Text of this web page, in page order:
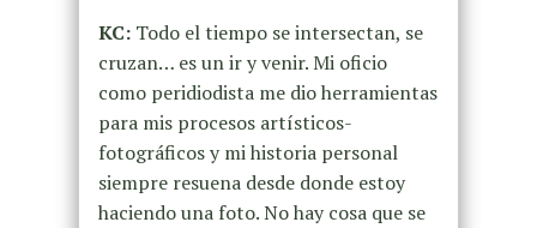
KC: Todo el tiempo se intersectan, se
cruzan… es un ir y venir. Mi oficio
como peridiodista me dio herramientas
para mis procesos artísticos-
fotográficos y mi historia personal
siempre resuena desde donde estoy
haciendo una foto. No hay cosa que se